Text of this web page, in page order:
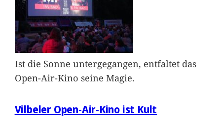
Ist die Sonne untergegangen, entfaltet das
Open-Air-Kino seine Magie.
Vilbeler Open-Air-Kino ist Kult